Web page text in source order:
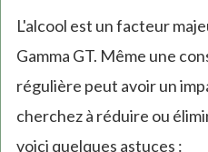
L'alcool est un facteur
Gamma GT. Même une
régulière peut avoir un
cherchez à réduire ou
voici quelques astuces :